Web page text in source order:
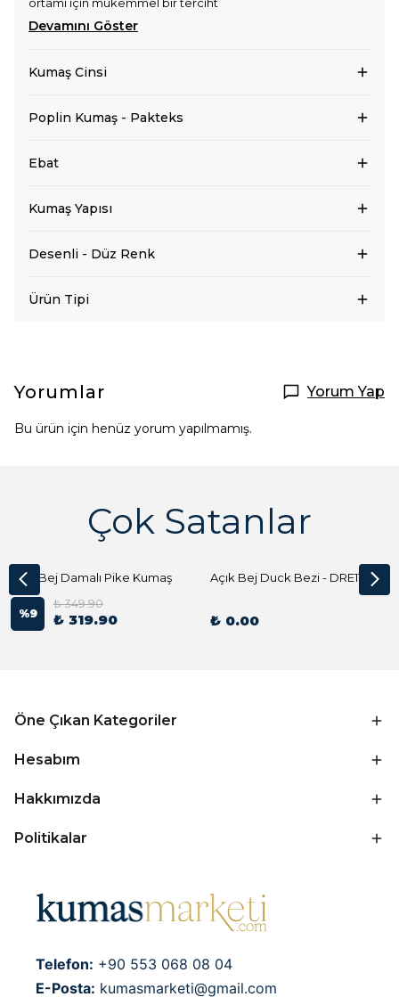
Devamını Göster
Kumaş Cinsi
Poplin Kumaş - Pakteks
Ebat
Kumaş Yapısı
Desenli - Düz Renk
Ürün Tipi
Yorumlar Yorum Yap
Bu ürün için henüz yorum yapılmamış.
Çok Satanlar
Açık Bej Damalı Pike Kumaş
%9
₺ 349.90
₺ 319.90
Açık Bej Duck Bezi - DRE1144 Kumaş Peçete
₺ 0.00
Öne Çıkan Kategoriler
Hesabım
Hakkımızda
Politikalar
Telefon: +90 553 068 08 04
E-Posta: kumasmarketi@gmail.com